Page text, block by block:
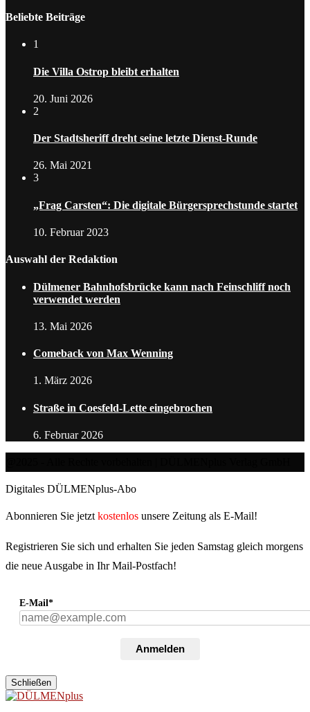
Beliebte Beiträge
1
Die Villa Ostrop bleibt erhalten
20. Juni 2026
2
Der Stadtsheriff dreht seine letzte Dienst-Runde
26. Mai 2021
3
„Frag Carsten“: Die digitale Bürgersprechstunde startet
10. Februar 2023
Auswahl der Redaktion
Dülmener Bahnhofsbrücke kann nach Feinschliff noch
verwendet werden
13. Mai 2026
Comeback von Max Wenning
1. März 2026
Straße in Coesfeld-Lette eingebrochen
6. Februar 2026
Digitales DÜLMENplus-Abo
Abonnieren Sie jetzt kostenlos unsere Zeitung als E-Mail!
Registrieren Sie sich und erhalten Sie jeden Samstag gleich morgens
die neue Ausgabe in Ihr Mail-Postfach!
E-Mail*
Anmelden
Schließen